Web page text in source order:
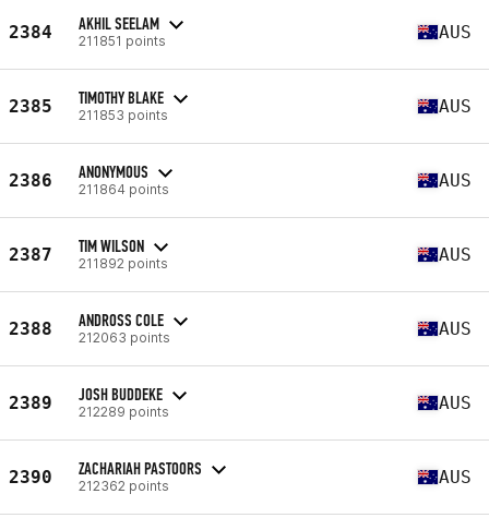
2384 AKHIL SEELAM
211851 points AUS
2385 TIMOTHY BLAKE
211853 points AUS
2386 ANONYMOUS
211864 points AUS
2387 TIM WILSON
211892 points AUS
2388 ANDROSS COLE
212063 points AUS
2389 JOSH BUDDEKE
212289 points AUS
2390 ZACHARIAH PASTOORS
212362 points AUS